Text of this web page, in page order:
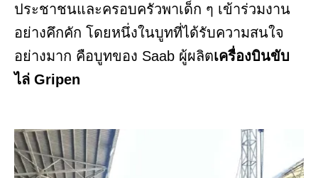
ประชาชนและครอบครัวพาเด็ก ๆ เข้าร่วมงาน
อย่างคึกคัก โดยหนึ่งในบูทที่ได้รับความสนใจ
อย่างมาก คือบูทของ Saab ผู้ผลิตเครื่องบินขับ
ไล่ Gripen